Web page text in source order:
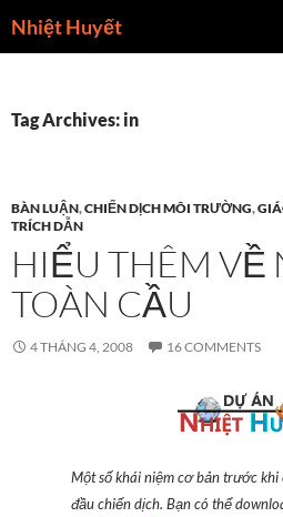
toNhiệt Huyết
Tag Archives: in
BÀN LUẬN,CHIẾN DỊCH MÔI TRƯỜNG,
TRÍCH DẪN
HIỂU THÊM VỀ
TOÀN CẦU
4 THÁNG 4, 2008 16 COMMENTS
Một số khái niệm cơ bản trước khi
đầu chiến dịch. Bạn có thể